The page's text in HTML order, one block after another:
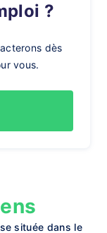
?
dès
vous.
située dans le